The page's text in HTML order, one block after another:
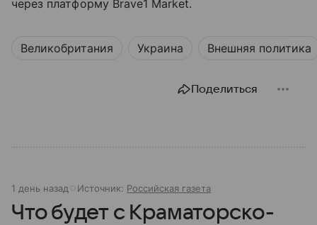
через платформу Brave1 Market.
Великобритания Украина Внешняя политика
Поделиться
1 день назад Источник: Российская газета
Что будет с Краматорско-